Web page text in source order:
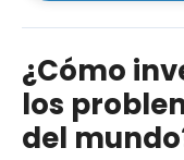
¿Cómo
los
del